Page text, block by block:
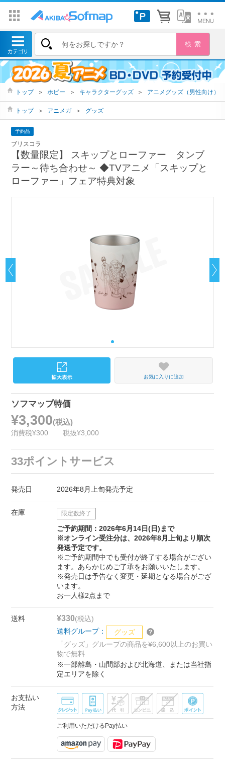
トップ ＞ ホビー ＞ キャラクターグッズ ＞ アニメグッズ（男性向け）
トップ ＞ アニメガ ＞ グッズ
予約品
ブリスコラ
【数量限定】 スキップとローファー タンブ
ラー～待ち合わせ～ ◆TVアニメ「スキップと
ローファー」フェア特典対象
お気に入りに追加
ソフマップ特価
¥3,300(税込)
消費税¥300 税抜¥3,000
33ポイントサービス
発売日 2026年8月上旬発売予定
在庫 限定数終了
ご予約期間：2026年6月14日(日)まで
※オンライン受注分は、2026年8月上旬より順次
発送予定です。
※ご予約期間中でも受付が終了する場合がござい
ます。あらかじめご了承をお願いいたします。
※発売日は予告なく変更・延期となる場合がござ
います。
お一人様2点まで
送料 ¥330(税込)
送料グループ：
グッズ
「グッズ」グループの商品を¥6,600以上のお買い
物で無料
※一部離島・山間部および北海道、または当社指
定エリアを除く
お支払い
方法
ご利用いただけるPay払い